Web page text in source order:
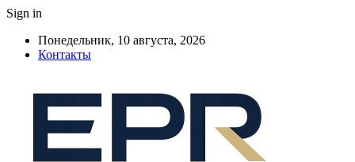
Sign in
Понедельник, 10 августа, 2026
Контакты